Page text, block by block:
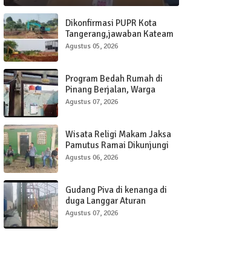
Dikonfirmasi PUPR Kota
Tangerang,jawaban Kateam
SDA di nilai berbelit terkait
Agustus 05, 2026
Program Bedah Rumah di
Pinang Berjalan, Warga
NurJaya Dapat Bantuan Tapi
Agustus 07, 2026
Wisata Religi Makam Jaksa
Pamutus Ramai Dikunjungi
Warga Lokal dan Luarkota
Agustus 06, 2026
Gudang Piva di kenanga di
duga Langgar Aturan
Bangunan tanpa PBG dan
Agustus 07, 2026